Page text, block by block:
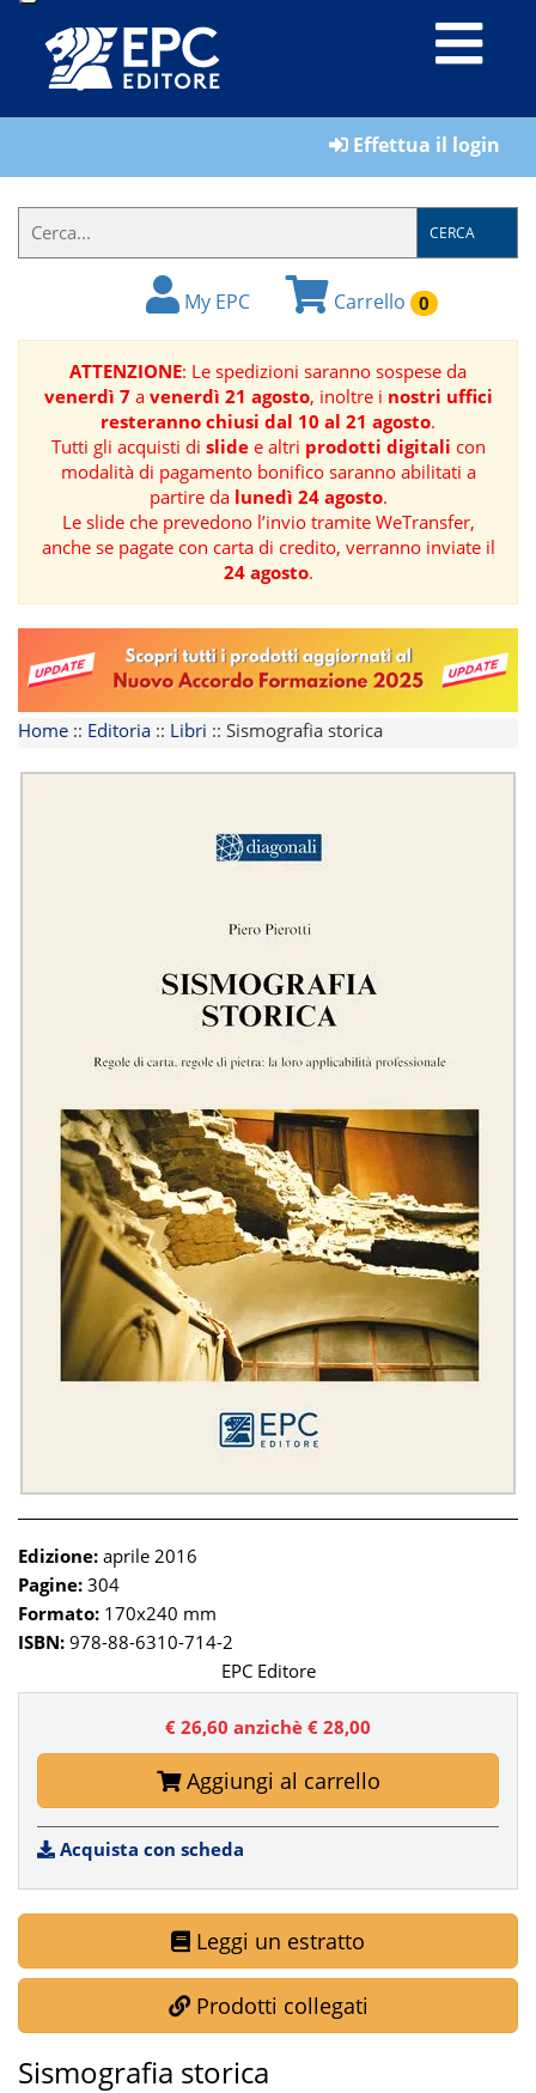
LIBRI
IL
FORMATORE
BOOK
RIVISTE
MANUALISTICA
SOFTWARE
TEMATICHE
Effettua il login
CERCA
My EPC Carrello 0
ATTENZIONE: Le spedizioni saranno sospese da
venerdì 7a venerdì 21 agosto, inoltre i nostri uffici
resteranno chiusi dal 10 al 21 agosto.
Tutti gli acquisti di slidee altri prodotti digitali con
modalità di pagamento bonifico saranno abilitati a
partire da lunedì 24 agosto.
Le slide che prevedono l’invio tramite WeTransfer,
anche se pagate con carta di credito, verranno inviate il
24 agosto.
Home :: Editoria :: Libri :: Sismografia storica
Edizione: aprile 2016
Pagine: 304
Formato: 170x240 mm
ISBN: 978-88-6310-714-2
EPC Editore
€ 26,60 anzichè € 28,00
Aggiungi al carrello
Acquista con scheda
Leggi un estratto
Prodotti collegati
Sismografia storica